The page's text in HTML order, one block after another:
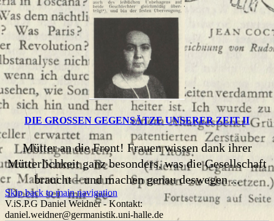
DIE GROSSEN GEGENSÄTZE UNSERER ZEIT II
Mütter an die Front! Frauen wissen dank ihrer
Mütterlichkeit ganz besonders, was die Gesellschaft
braucht – und machen genau deswegen ...
Skip back to main navigation
V.iS.P.G Daniel Weidner - Kontakt:
daniel.weidner@germanistik.uni-halle.de